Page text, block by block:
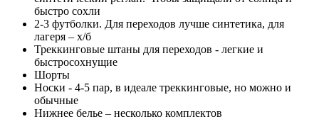
быстро сохли
2-3 футболки. Для переходов лучше синтетика, для
лагеря – х/б
Треккинговые штаны для переходов - легкие и
быстросохнущие
Шорты
Носки - 4-5 пар, в идеале треккинговые, но можно и
обычные
Нижнее белье – несколько комплектов